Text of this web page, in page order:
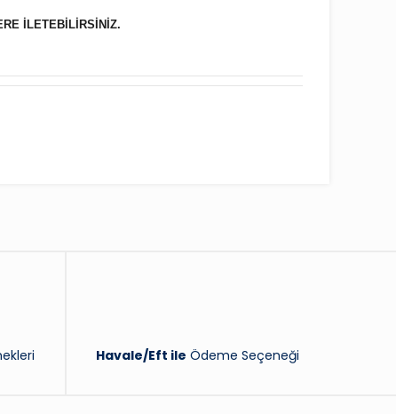
İLETEBİLİRSİNİZ.
Havale/Eft ile Ödeme Seçeneği